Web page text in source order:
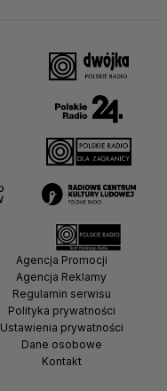
Agencja Promocji
Agencja Reklamy
Regulamin serwisu
Polityka prywatności
Ustawienia prywatności
Dane osobowe
Kontakt